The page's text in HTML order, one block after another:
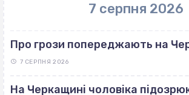
7 серпня 2026
Про грози попереджають на
7 СЕРПНЯ 2026
На Черкащині чоловіка